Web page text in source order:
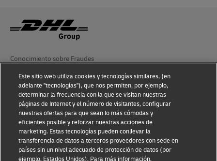
Conocimiento sobre Fraudes
Aviso Legal
Condiciones de Uso
Aviso de Privacidad
Información Adicional
Ajustes de cookies
Este sitio web utiliza cookies y tecnologías similares, (en
adelante "tecnologías"), que nos permiten, por ejemplo,
determinar la frecuencia con la que se visitan nuestras
páginas de Internet y el número de visitantes, configurar
nuestras ofertas para que sean lo más cómodas y
eficientes posible y reforzar nuestras acciones de
marketing. Estas tecnologías pueden conllevar la
transferencia de datos a terceros proveedores con sede en
países sin un nivel adecuado de protección de datos (por
ejemplo, Estados Unidos). Para más información,